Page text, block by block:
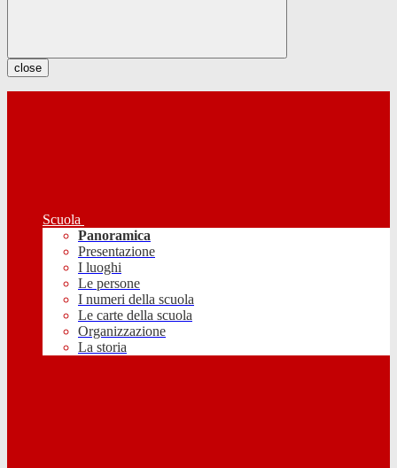
close
Scuola
Panoramica
Presentazione
I luoghi
Le persone
I numeri della scuola
Le carte della scuola
Organizzazione
La storia